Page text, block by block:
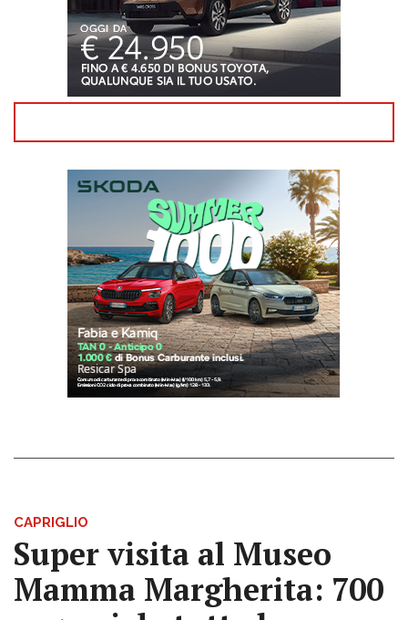
CAPRIGLIO
Super visita al Museo
Mamma Margherita: 700